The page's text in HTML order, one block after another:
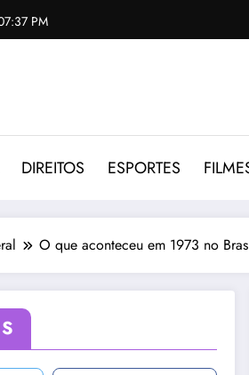
PM
DIREITOS ESPORTES
O que aconteceu em 1973 no